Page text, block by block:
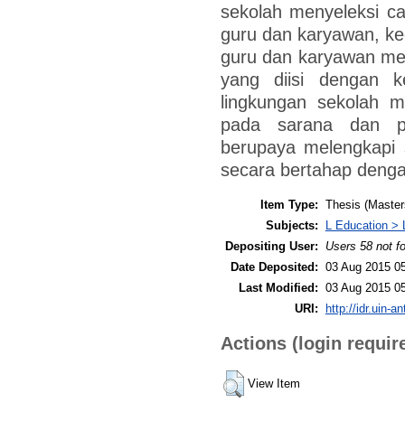
sekolah menyeleksi
guru dan karyawan,
guru dan karyawan
yang diisi dengan
lingkungan sekolah
pada sarana dan
berupaya
secara bertahap
Item Type: Thesis
Subjects:
L Education >
Depositing User:
Users 58 not
Date Deposited: 03 Aug 2015
Last Modified: 03 Aug 2015
URI: http://idr.uin-
Actions (login
View Item